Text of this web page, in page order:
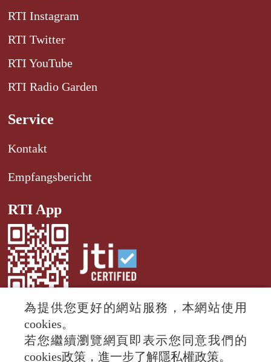
RTI Instagram
RTI Twitter
RTI YouTube
RTI Radio Garden
Service
Kontakt
Empfangsbericht
RTI App
© 2024 RTI (Radio Taiwan International).
All rights reserved.
為提供您更好的網站服務，本網站使用
cookies。
若您繼續瀏覽網頁即表示您同意我們的
cookies政策，進一步了解隱私權政策。